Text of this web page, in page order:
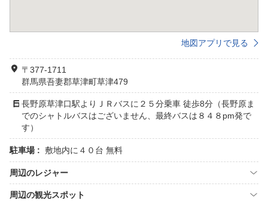
地図アプリで見る
〒377-1711
群馬県吾妻郡草津町草津479
長野原草津口駅よりＪＲバスに２５分乗車 徒歩8分（長野原ま
でのシャトルバスはございません、最終バスは８４８pm発で
す）
駐車場 : 敷地内に４０台 無料
周辺のレジャー
周辺の観光スポット